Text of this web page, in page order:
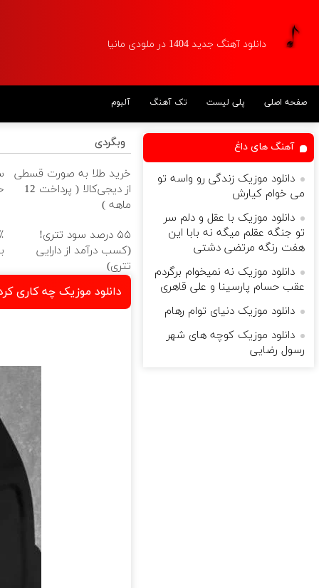
دانلود آهنگ جدید 1404 در ملودی مانیا
صفحه اصلی پلی لیست تک آهنگ آلبوم
وبگردی
خرید طلا به صورت قسطی
از دیجی‌کالا ( پرداخت 12
ماهه )
۵۵ درصد سود تتری!
(کسب درآمد از دارایی
تتری)
دانلود موزیک چه کاری
آهنگ های داغ
دانلود موزیک زندگی رو واسه تو
می خوام کیارش
دانلود موزیک با عقل و دلم سر
تو جنگه عقلم میگه نه بابا این
هفت رنگه مرتضی دشتی
دانلود موزیک نه نمیخوام برگردم
عقب حسام پارسینا و علی قاهری
دانلود موزیک دنیای توام رهام
دانلود موزیک کوچه های شهر
رسول رضایی